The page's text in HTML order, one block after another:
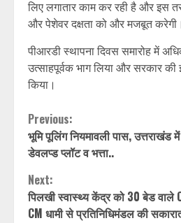
लिए लगातार काम कर रही है और इस
और पेशेवर दक्षता को और मजबूत करेगी।
पीआरडी स्थापना दिवस समारोह में
उत्साहपूर्वक भाग लिया और सरकार की
किया।
Continue
Reading
Previous:
भूमि पूलिंग नियमावली पास, उत्तराखंड
डेवलप्ड प्लॉट व भत्ता..
Next:
पिलखी स्वास्थ्य केंद्र को 30 बेड वाले
CM धामी से प्रतिनिधिमंडल की